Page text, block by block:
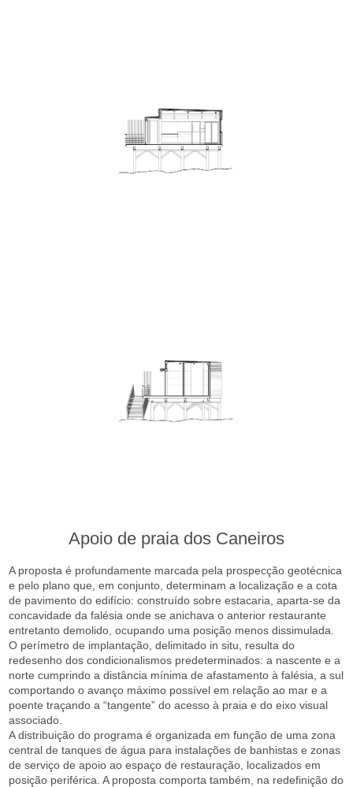
Apoio de praia dos Caneiros
A proposta é profundamente marcada pela prospecção geotécnica
e pelo plano que, em conjunto, determinam a localização e a cota
de pavimento do edifício: construído sobre estacaria, aparta-se da
concavidade da falésia onde se anichava o anterior restaurante
entretanto demolido, ocupando uma posição menos dissimulada.
O perímetro de implantação, delimitado in situ, resulta do
redesenho dos condicionalismos predeterminados: a nascente e a
norte cumprindo a distância mínima de afastamento à falésia, a sul
comportando o avanço máximo possível em relação ao mar e a
poente traçando a “tangente” do acesso à praia e do eixo visual
associado.
A distribuição do programa é organizada em função de uma zona
central de tanques de água para instalações de banhistas e zonas
de serviço de apoio ao espaço de restauração, localizados em
posição periférica. A proposta comporta também, na redefinição do